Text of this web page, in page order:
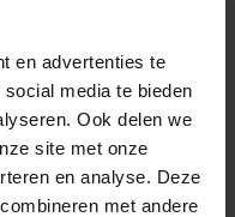
en advertenties te
media te bieden
Ook delen we
site met onze
en analyse. Deze
met andere